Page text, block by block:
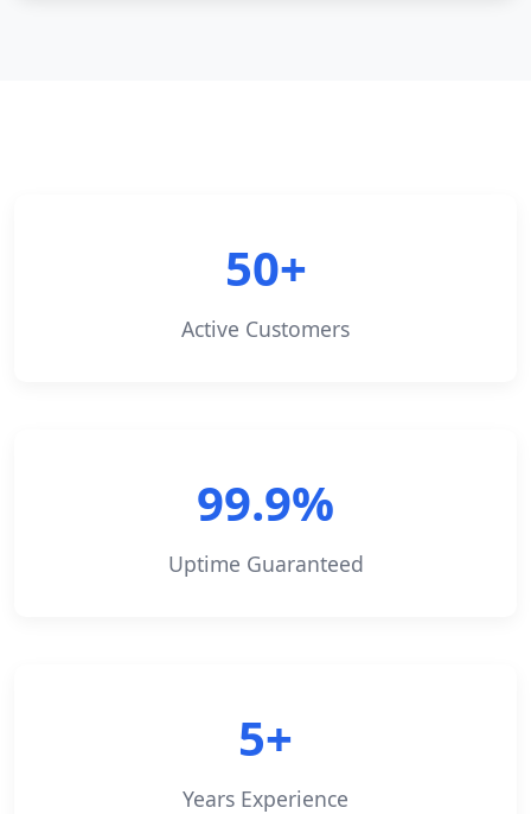
50+
Active Customers
99.9%
Uptime Guaranteed
5+
Years Experience